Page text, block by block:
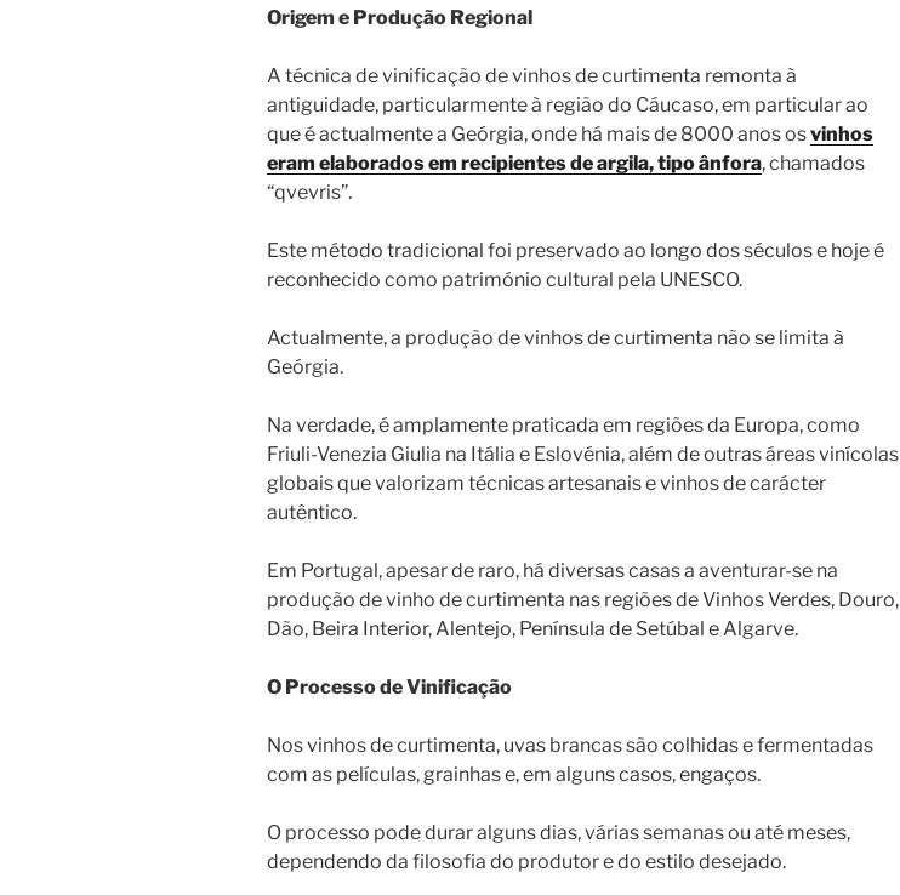
Origem e Produção Regional
A técnica de vinificação de vinhos de curtimenta remonta à
antiguidade, particularmente à região do Cáucaso, em particular ao
que é actualmente a Geórgia, onde há mais de 8000 anos osvinhos
eram elaborados em recipientes de argila, tipo ânfora, chamados
“qvevris”.
Este método tradicional foi preservado ao longo dos séculos e hoje é
reconhecido como património cultural pela UNESCO.
Actualmente, a produção de vinhos de curtimenta não se limita à
Geórgia.
Na verdade, é amplamente praticada em regiões da Europa, como
Friuli-Venezia Giulia na Itália e Eslovénia, além de outras áreas vinícolas
globais que valorizam técnicas artesanais e vinhos de carácter
autêntico.
Em Portugal, apesar de raro, há diversas casas a aventurar-se na
produção de vinho de curtimenta nas regiões de Vinhos Verdes, Douro,
Dão, Beira Interior, Alentejo, Península de Setúbal e Algarve.
O Processo de Vinificação
Nos vinhos de curtimenta, uvas brancas são colhidas e fermentadas
com as películas, grainhas e, em alguns casos, engaços.
O processo pode durar alguns dias, várias semanas ou até meses,
dependendo da filosofia do produtor e do estilo desejado.